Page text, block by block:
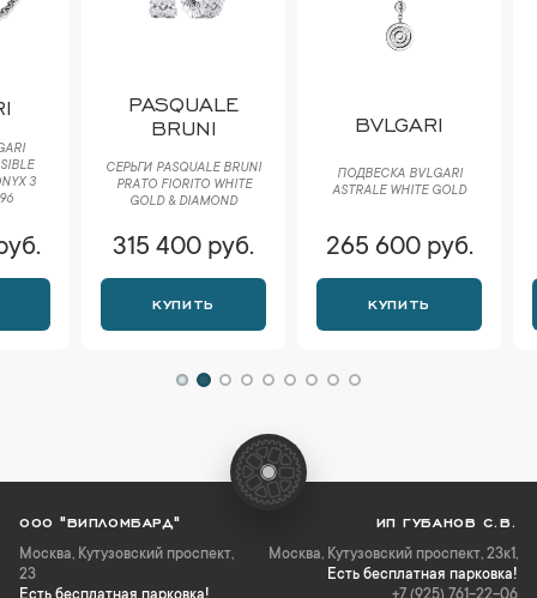
PASQUALE
BRUNI
СЕРЬГИ PASQUALE BRUNI
РRАTО FIORITO WHITE
GOLD & DIAMOND
315 400 руб.
BVLGARI
ПОДВЕСКА BVLGARI
ASTRALE WHITE GOLD
265 600 руб.
ООО "ВИПЛОМБАРД"
Москва, Кутузовский проспект,
23
ИП ГУБАНОВ С.В.
Москва, Кутузовский проспект, 23к1,
Есть бесплатная парковка!